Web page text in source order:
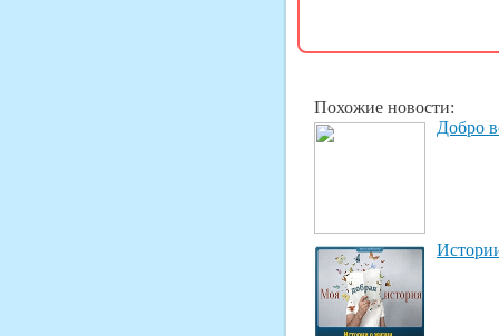
Похожие новости:
Добро